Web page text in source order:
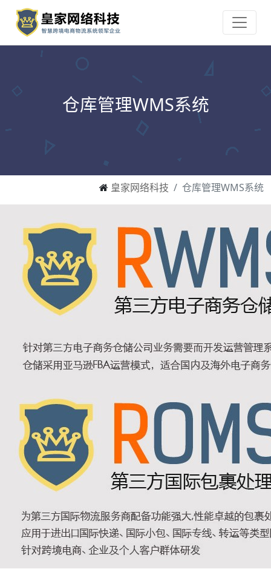
仓库管理WMS系统
皇家网络科技 仓库管理WMS系统